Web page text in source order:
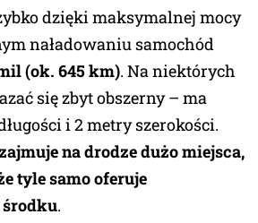
dzięki maksymalnej mocy
naładowaniu samochód
(ok. 645 km). Na niektórych
się zbyt obszerny – ma
i 2 metry szerokości.
na drodze dużo miejsca,
tyle samo oferuje
.